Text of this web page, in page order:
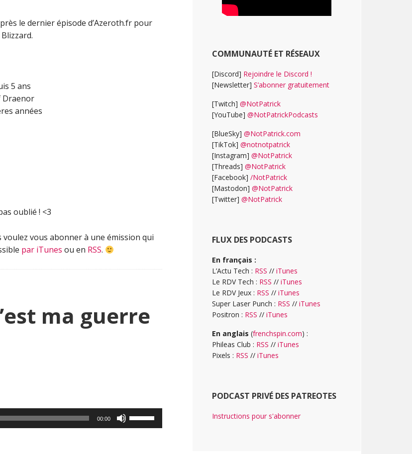
pour
le dernier épisode d’Azeroth.fr pour
5 ans
Draenor
années
oublié ! <3
voulez vous abonner à une émission qui
par iTunes ou en RSS.
ma guerre
00:00
les
COMMUNAUTÉ ET RÉSEAUX
[Discord] Rejoindre le Discord !
[Newsletter] S’abonner gratuitement
[Twitch] @NotPatrick
[YouTube] @NotPatrickPodcasts
[BlueSky] @NotPatrick.com
[TikTok] @notnotpatrick
[Instagram] @NotPatrick
[Threads] @NotPatrick
[Facebook] /NotPatrick
[Mastodon] @NotPatrick
[Twitter] @NotPatrick
FLUX DES PODCASTS
En français :
L’Actu Tech : RSS // iTunes
Le RDV Tech : RSS // iTunes
Le RDV Jeux : RSS // iTunes
Super Laser Punch : RSS // iTunes
Positron : RSS // iTunes
En anglais (frenchspin.com) :
Phileas Club : RSS // iTunes
Pixels : RSS // iTunes
PODCAST PRIVÉ DES PATREOTES
Instructions pour s'abonner